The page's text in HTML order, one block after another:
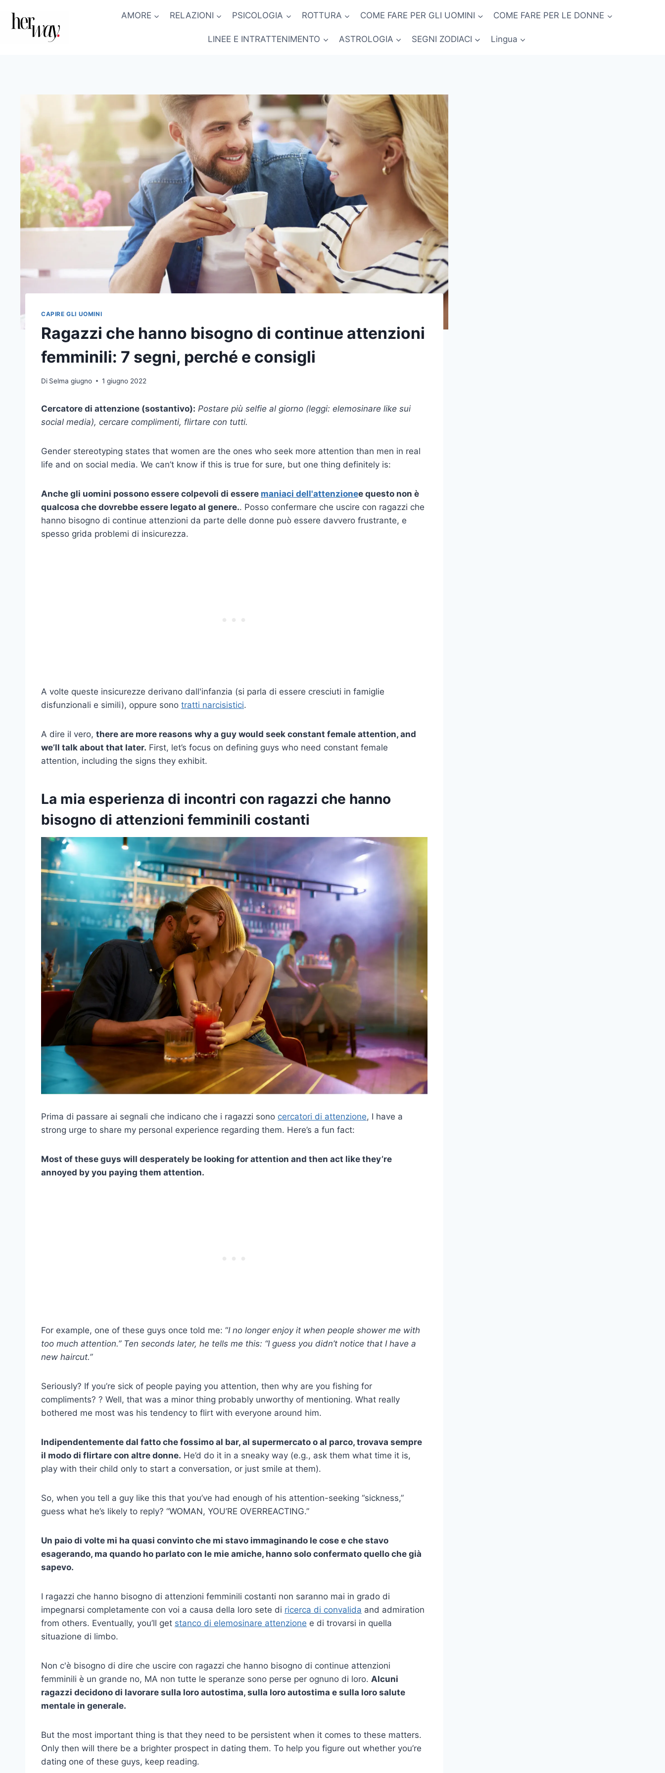
contenuto
AMORE RELAZIONI PSICOLOGIA ROTTURA COME FARE PER GLI UOMINI COME FARE PER LE DONNE
LINEE E INTRATTENIMENTO ASTROLOGIA SEGNI ZODIACI Lingua
CAPIRE GLI UOMINI
Ragazzi che hanno bisogno di continue attenzioni
femminili: 7 segni, perché e consigli
Di Selma giugno 1 giugno 2022
Cercatore di attenzione (sostantivo): Postare più selfie al giorno (leggi: elemosinare like sui
social media), cercare complimenti, flirtare con tutti.
Gender stereotyping states that women are the ones who seek more attention than men in real
life and on social media. We can’t know if this is true for sure, but one thing definitely is:
Anche gli uomini possono essere colpevoli di essere maniaci dell'attenzionee questo non è
qualcosa che dovrebbe essere legato al genere.. Posso confermare che uscire con ragazzi che
hanno bisogno di continue attenzioni da parte delle donne può essere davvero frustrante, e
spesso grida problemi di insicurezza.
A volte queste insicurezze derivano dall'infanzia (si parla di essere cresciuti in famiglie
disfunzionali e simili), oppure sono tratti narcisistici.
A dire il vero, there are more reasons why a guy would seek constant female attention, and
we’ll talk about that later. First, let’s focus on defining guys who need constant female
attention, including the signs they exhibit.
La mia esperienza di incontri con ragazzi che hanno
bisogno di attenzioni femminili costanti
Prima di passare ai segnali che indicano che i ragazzi sono cercatori di attenzione, I have a
strong urge to share my personal experience regarding them. Here’s a fun fact:
Most of these guys will desperately be looking for attention and then act like they’re
annoyed by you paying them attention.
For example, one of these guys once told me: “I no longer enjoy it when people shower me with
too much attention.” Ten seconds later, he tells me this: “I guess you didn’t notice that I have a
new haircut.”
Seriously? If you’re sick of people paying you attention, then why are you fishing for
compliments? ? Well, that was a minor thing probably unworthy of mentioning. What really
bothered me most was his tendency to flirt with everyone around him.
Indipendentemente dal fatto che fossimo al bar, al supermercato o al parco, trovava sempre
il modo di flirtare con altre donne. He’d do it in a sneaky way (e.g., ask them what time it is,
play with their child only to start a conversation, or just smile at them).
So, when you tell a guy like this that you’ve had enough of his attention-seeking “sickness,”
guess what he’s likely to reply? “WOMAN, YOU’RE OVERREACTING.”
Un paio di volte mi ha quasi convinto che mi stavo immaginando le cose e che stavo
esagerando, ma quando ho parlato con le mie amiche, hanno solo confermato quello che già
sapevo.
I ragazzi che hanno bisogno di attenzioni femminili costanti non saranno mai in grado di
impegnarsi completamente con voi a causa della loro sete di ricerca di convalida and admiration
from others. Eventually, you’ll get stanco di elemosinare attenzione e di trovarsi in quella
situazione di limbo.
Non c'è bisogno di dire che uscire con ragazzi che hanno bisogno di continue attenzioni
femminili è un grande no, MA non tutte le speranze sono perse per ognuno di loro. Alcuni
ragazzi decidono di lavorare sulla loro autostima, sulla loro autostima e sulla loro salute
mentale in generale.
But the most important thing is that they need to be persistent when it comes to these matters.
Only then will there be a brighter prospect in dating them. To help you figure out whether you’re
dating one of these guys, keep reading.